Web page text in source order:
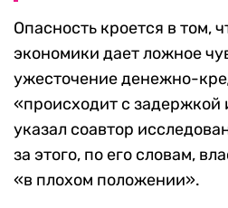
Опасность кроется в том,
экономики дает ложное
ужесточение денежно-
«происходит с задержкой
указал соавтор
за этого, по его словам,
«в плохом положении».